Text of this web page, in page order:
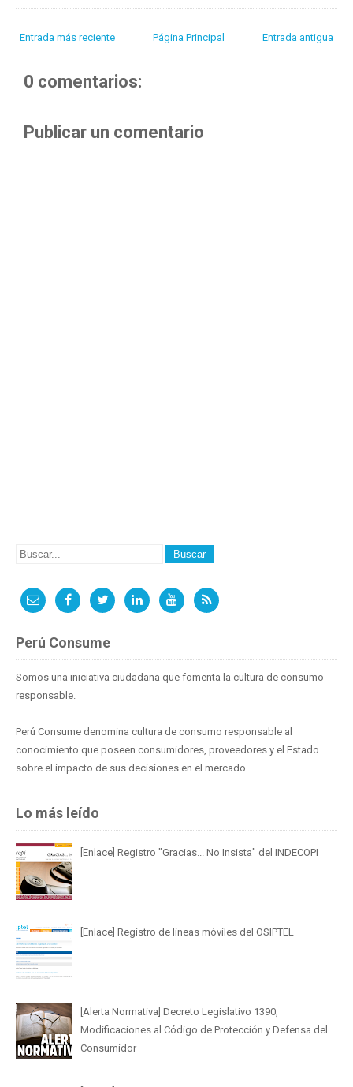
Entrada más reciente Entrada antigua
Página Principal
0 comentarios:
Publicar un comentario
Perú Consume
Somos una iniciativa ciudadana que fomenta la cultura de consumo
responsable.
Perú Consume denomina cultura de consumo responsable al
conocimiento que poseen consumidores, proveedores y el Estado
sobre el impacto de sus decisiones en el mercado.
Lo más leído
[Enlace] Registro "Gracias... No Insista" del INDECOPI
[Enlace] Registro de líneas móviles del OSIPTEL
[Alerta Normativa] Decreto Legislativo 1390,
Modificaciones al Código de Protección y Defensa del
Consumidor